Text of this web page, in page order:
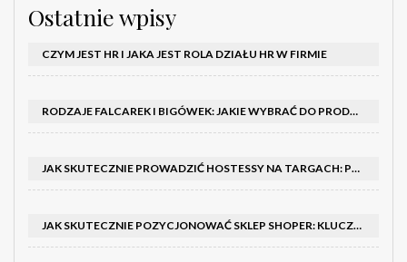
Ostatnie wpisy
CZYM JEST HR I JAKA JEST ROLA DZIAŁU HR W FIRMIE
RODZAJE FALCAREK I BIGÓWEK: JAKIE WYBRAĆ DO PRODUKCJI?
JAK SKUTECZNIE PROWADZIĆ HOSTESSY NA TARGACH: PORADNIK I SZKOLENIA
JAK SKUTECZNIE POZYCJONOWAĆ SKLEP SHOPER: KLUCZOWE KROKI I STRATEGIE